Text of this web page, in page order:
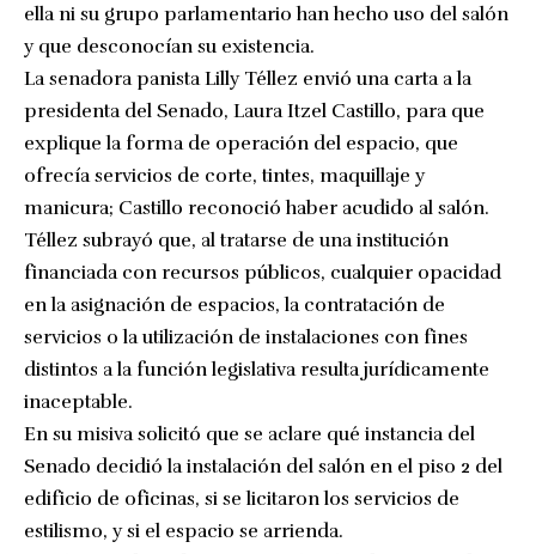
ella ni su grupo parlamentario han hecho uso del salón
y que desconocían su existencia.
La senadora panista Lilly Téllez envió una carta a la
presidenta del Senado, Laura Itzel Castillo, para que
explique la forma de operación del espacio, que
ofrecía servicios de corte, tintes, maquillaje y
manicura; Castillo reconoció haber acudido al salón.
Téllez subrayó que, al tratarse de una institución
financiada con recursos públicos, cualquier opacidad
en la asignación de espacios, la contratación de
servicios o la utilización de instalaciones con fines
distintos a la función legislativa resulta jurídicamente
inaceptable.
En su misiva solicitó que se aclare qué instancia del
Senado decidió la instalación del salón en el piso 2 del
edificio de oficinas, si se licitaron los servicios de
estilismo, y si el espacio se arrienda.